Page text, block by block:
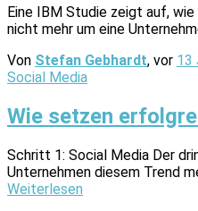
Eine IBM Studie zeigt auf,
nicht mehr um eine
Von Stefan Gebhardt, vor 13
Social Media
Wie setzen
Schritt 1: Social Media Der
Unternehmen diesem Trend
Weiterlesen